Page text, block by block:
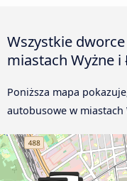
Wszystkie
miastach Wyżne i
Poniższa mapa
autobusowe w miastach